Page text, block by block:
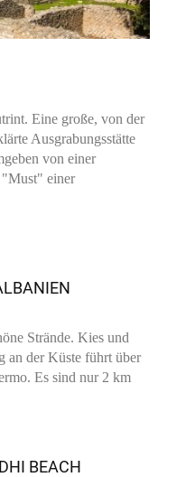
Eine große, von der
Ausgrabungsstätte
von einer
"Must" einer
Strände. Kies und
an der Küste führt über
Es sind nur 2 km
BEACH